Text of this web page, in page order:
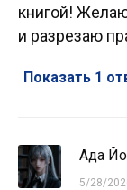
книгой!
и разрезаю
Показать 1
Ада
5/28/